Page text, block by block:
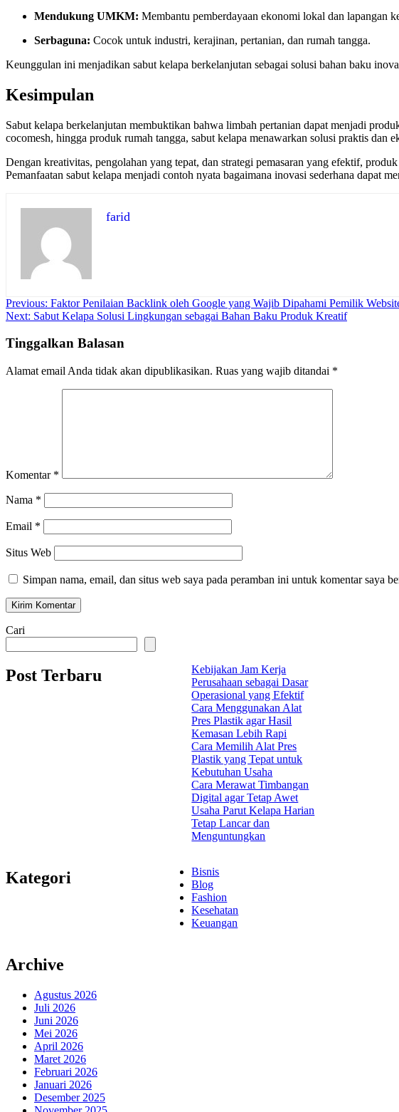
Mendukung UMKM: Membantu pemberdayaan ekonomi lokal dan lapangan
Serbaguna: Cocok untuk industri, kerajinan, pertanian, dan rumah tangga.
Keunggulan ini menjadikan sabut kelapa berkelanjutan sebagai solusi bahan baku
Kesimpulan
Sabut kelapa berkelanjutan membuktikan bahwa limbah pertanian dapat menjadi
cocomesh, hingga produk rumah tangga, sabut kelapa menawarkan solusi praktis dan
Dengan kreativitas, pengolahan yang tepat, dan strategi pemasaran yang efektif,
Pemanfaatan sabut kelapa menjadi contoh nyata bagaimana inovasi sederhana dapat
farid
Navigasi
pos
Previous: Faktor Penilaian Backlink oleh Google yang Wajib Dipahami Pemilik
Next: Sabut Kelapa Solusi Lingkungan sebagai Bahan Baku Produk Kreatif
Tinggalkan Balasan
Alamat email Anda tidak akan dipublikasikan. Ruas yang wajib ditandai *
Komentar *
Nama *
Email *
Situs Web
Simpan nama, email, dan situs web saya pada peramban ini untuk komentar saya
Cari
Post Terbaru
Kebijakan Jam Kerja
Perusahaan sebagai Dasar
Operasional yang Efektif
Cara Menggunakan Alat
Pres Plastik agar Hasil
Kemasan Lebih Rapi
Cara Memilih Alat Pres
Plastik yang Tepat untuk
Kebutuhan Usaha
Cara Merawat Timbangan
Digital agar Tetap Awet
Usaha Parut Kelapa Harian
Tetap Lancar dan
Menguntungkan
Kategori
Bisnis
Blog
Fashion
Kesehatan
Keuangan
Archive
Agustus 2026
Juli 2026
Juni 2026
Mei 2026
April 2026
Maret 2026
Februari 2026
Januari 2026
Desember 2025